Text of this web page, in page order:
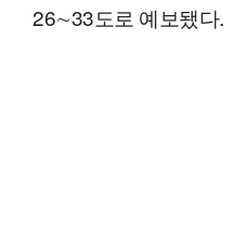
26∼33도로 예보됐다.